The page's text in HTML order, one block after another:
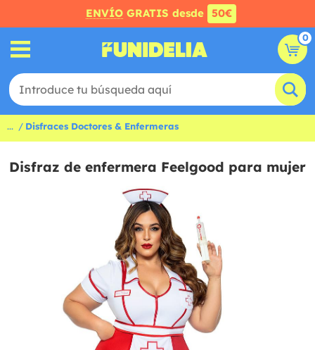
ENVÍO GRATIS desde 50€
0
... Disfraces Doctores & Enfermeras
Disfraz de enfermera Feelgood para mujer